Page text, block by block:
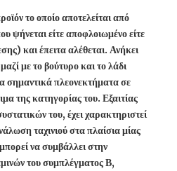
το οποίο αποτελείται από
ψήνεται είτε αποφλοιωμένο είτε
και έπειτα αλέθεται. Ανήκει
με το βούτυρο και το λάδι
σημαντικά πλεονεκτήματα σε
της κατηγορίας του. Εξαιτίας
του, έχει χαρακτηριστεί
ταχινιού στα πλαίσια μίας
να συμβάλλει στην
του συμπλέγματος Β,